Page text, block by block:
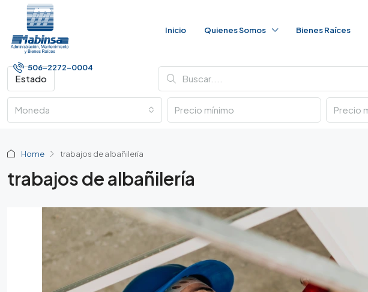
Inicio Quienes Somos Bienes Raíces
506-2272-0004
Estado
Moneda
Home trabajos de albañilería
trabajos de albañilería